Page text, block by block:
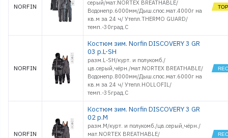
NORFIN
серый/мат.NORTEX BREATHABLE/
Водонепр.6000мм/Дыш.спос.мат.4000г на
кв.м за 24 ч/ Утепл.THERMO GUARD/
темп.-30град.С
NORFIN
Костюм зим. Norfin DISCOVERY 3 GR
03 р.L-SH
разм.L-SH/курт. и полукомб./
цв.серый,чёрн./мат.NORTEX BREATHABLE/
Водонепр.8000мм/Дыш.спос.мат.6000г на
кв.м за 24 ч/ Утепл.HOLLOFIL/
темп.-35град.С
NORFIN
Костюм зим. Norfin DISCOVERY 3 GR
02 р.M
разм.M/курт. и полукомб./цв.серый,чёрн./
мат.NORTEX BREATHABLE/